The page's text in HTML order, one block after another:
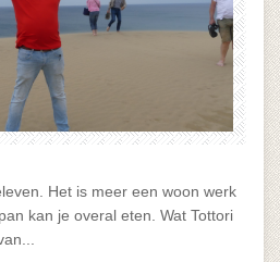
Het is meer een woon werk
kan je overal eten. Wat Tottori